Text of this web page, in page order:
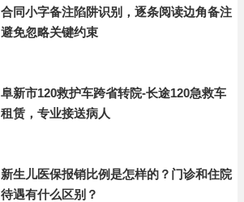
合同小字备注陷阱识别，逐条阅读边角备注
避免忽略关键约束
阜新市120救护车跨省转院-长途120急救车
租赁，专业接送病人
新生儿医保报销比例是怎样的？门诊和住院
待遇有什么区别？